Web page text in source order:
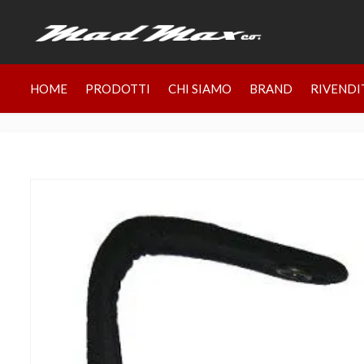
HOME PRODOTTI CHI SIAMO BRAND